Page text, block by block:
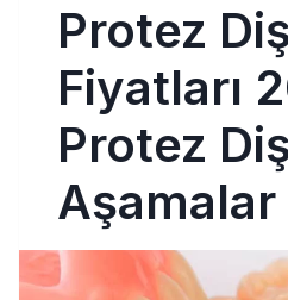
Protez
Fiyatları
Protez
Aşamalar